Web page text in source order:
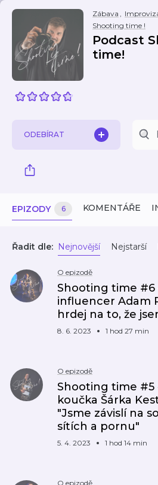
Zábava ,
Shooting time !
Podcast
time!
ODEBÍRAT
EPIZODY 6 KOMENTÁŘE
Řadit dle: Nejnovější Nejstarší
O epizodě
Shooting time #6
influencer Adam
hrdej na to, že
8. 6. 2023 1 hod 27 min
O epizodě
Shooting time #5
koučka Šárka
"Jsme závislí na
sítích a pornu"
5. 4. 2023 1 hod 14 min
O epizodě